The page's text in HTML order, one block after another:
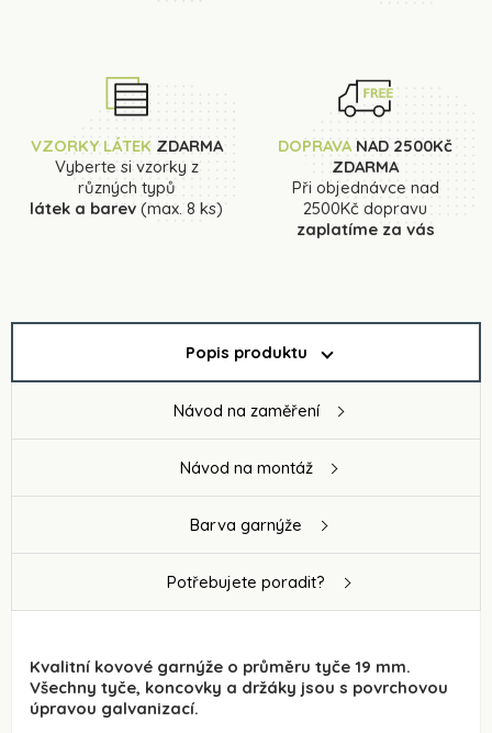
VZORKY LÁTEK ZDARMA
Vyberte si vzorky z
různých typů
látek a barev (max. 8 ks)
DOPRAVANAD 2500Kč
ZDARMA
Při objednávce nad
2500Kč dopravu
zaplatíme za vás
Popis produktu
Návod na zaměření
Návod na montáž
Barva garnýže
Potřebujete poradit?
Kvalitní kovové garnýže o průměru tyče 19 mm.
Všechny tyče, koncovky a držáky jsou s povrchovou
úpravou galvanizací.